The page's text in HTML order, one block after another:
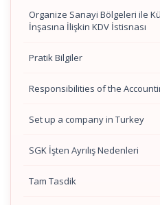
Organize Sanayi Bölgeleri ile
İnşasına İlişkin KDV İstisnası
Pratik Bilgiler
Responsibilities of the
Set up a company in Turkey
SGK İşten Ayrılış Nedenleri
Tam Tasdik